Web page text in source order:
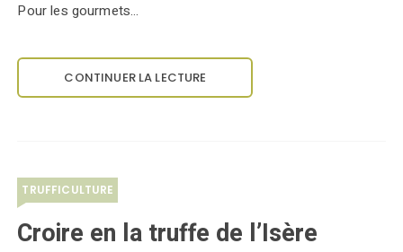
Pour les gourmets…
CONTINUER LA LECTURE
TRUFFICULTURE
Croire en la truffe de l’Isère